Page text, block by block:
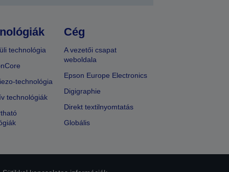
technológia
technológia
technológiák
Cég
A vezetői csapat
weboldala
Epson Europe Electronics
Digigraphie
Direkt textilnyomtatás
Globális